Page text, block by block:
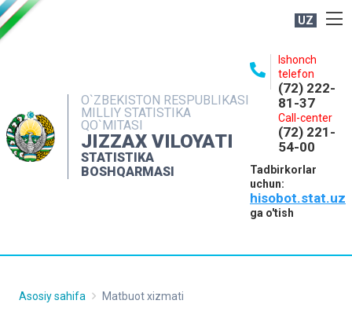
UZ
O`ZBEKISTON RESPUBLIKASI
MILLIY STATISTIKA
QO`MITASI
JIZZAX VILOYATI
STATISTIKA
BOSHQARMASI
Ishonch
telefon
(72) 222-
81-37
Call-center
(72) 221-
54-00
Tadbirkorlar
uchun:
hisobot.stat.uz
ga o'tish
NASHRLAR
INTERAKTIV XIZMATLAR
MATBUOT XIZMATI
Asosiy sahifa Matbuot xizmati